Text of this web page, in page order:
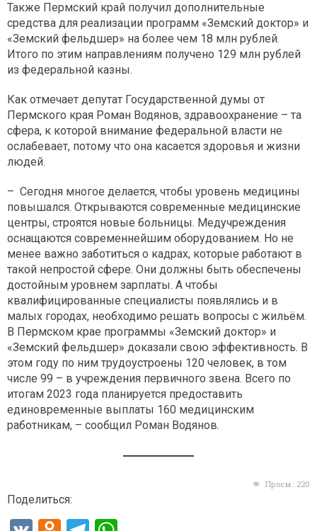
Также Пермский край получил дополнительные
средства для реализации программ «Земский доктор» и
«Земский фельдшер» на более чем 18 млн рублей.
Итого по этим направлениям получено 129 млн рублей
из федеральной казны.
Как отмечает депутат Государственной думы от
Пермского края Роман Водянов, здравоохранение – та
сфера, к которой внимание федеральной власти не
ослабевает, потому что она касается здоровья и жизни
людей.
– Сегодня многое делается, чтобы уровень медицины
повышался. Открываются современные медицинские
центры, строятся новые больницы. Медучреждения
оснащаются современнейшим оборудованием. Но не
менее важно заботиться о кадрах, которые работают в
такой непростой сфере. Они должны быть обеспечены
достойным уровнем зарплаты. А чтобы
квалифицированные специалисты появлялись и в
малых городах, необходимо решать вопросы с жильём.
В Пермском крае программы «Земский доктор» и
«Земский фельдшер» доказали свою эффективность. В
этом году по ним трудоустроены 120 человек, в том
числе 99 – в учреждения первичного звена. Всего по
итогам 2023 года планируется предоставить
единовременные выплаты 160 медицинским
работникам, – сообщил Роман Водянов.
Просм.: 220
Поделиться: